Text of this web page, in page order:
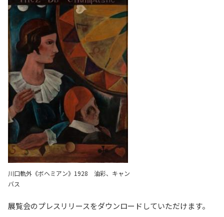
川口軌外《ボヘミアン》1928 油彩、キャン
バス
展覧会のプレスリリースをダウンロードしていただけます。